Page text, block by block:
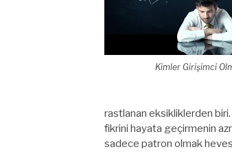
Kimler Girişimci
rastlanan eksikliklerden
fikrini hayata geçirmenin
sadece patron olmak